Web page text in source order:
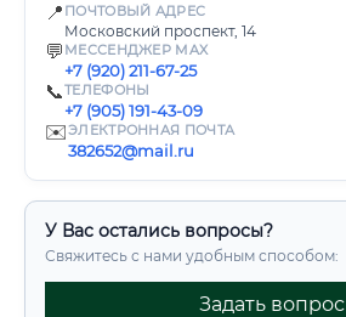
📍 ПОЧТОВЫЙ АДРЕС
Московский проспект, 14
💬 МЕССЕНДЖЕР MAX
+7 (920) 211-67-25
📞ТЕЛЕФОНЫ
+7 (905) 191-43-09
✉️ЭЛЕКТРОННАЯ ПОЧТА
382652@mail.ru
У Вас остались вопросы?
Свяжитесь с нами удобным способом:
Задать вопрос